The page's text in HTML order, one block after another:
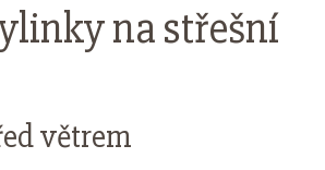
na střešní
větrem